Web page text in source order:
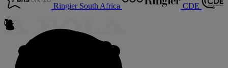
Ringier South Africa CDE